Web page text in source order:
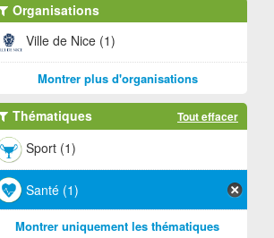
Organisations
Ville de Nice (1)
Montrer plus d'organisations
Thématiques Tout effacer
Sport (1)
Santé (1)
Montrer uniquement les thématiques